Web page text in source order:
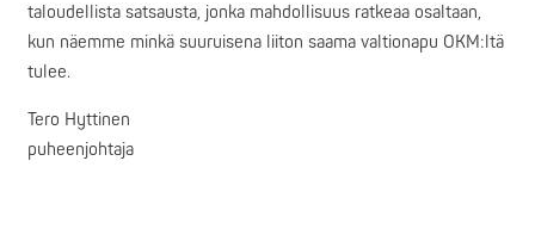
taloudellista satsausta, jonka mahdollisuus ratkeaa osaltaan,
kun näemme minkä suuruisena liiton saama valtionapu OKM:ltä
tulee.
Tero Hyttinen
puheenjohtaja